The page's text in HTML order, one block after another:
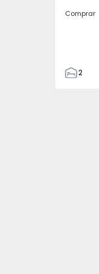
Comprar
2